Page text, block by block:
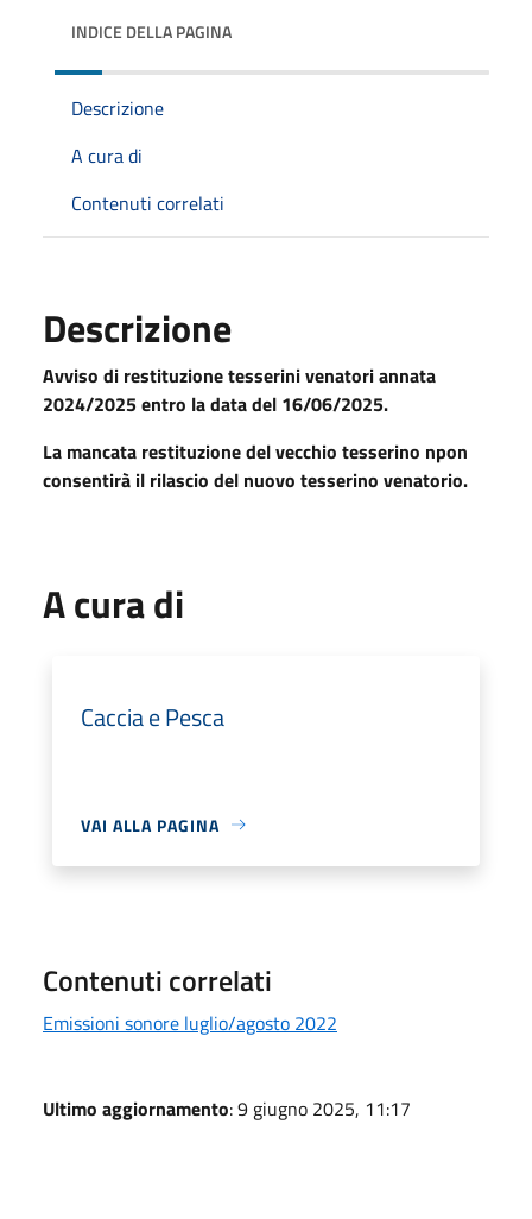
INDICE DELLA PAGINA
Descrizione
A cura di
Contenuti correlati
Descrizione
Avviso di restituzione tesserini venatori annata
2024/2025 entro la data del 16/06/2025.
La mancata restituzione del vecchio tesserino npon
consentirà il rilascio del nuovo tesserino venatorio.
A cura di
Caccia e Pesca
VAI ALLA PAGINA
Contenuti correlati
Emissioni sonore luglio/agosto 2022
Ultimo aggiornamento: 9 giugno 2025, 11:17